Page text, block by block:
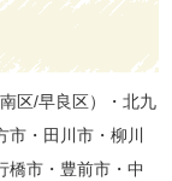
区/早良区）・北九
・田川市・柳川
橋市・豊前市・中